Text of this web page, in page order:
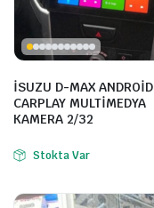
İSUZU D-MAX ANDROİD
CARPLAY MULTİMEDYA
KAMERA 2/32
Stokta Var